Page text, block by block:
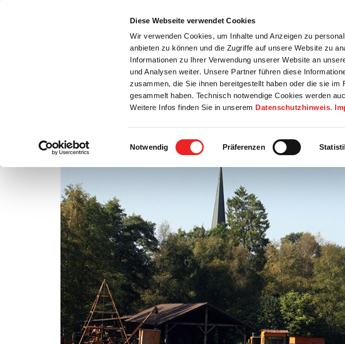
Diese Webseite verwendet Cookies
Wir verwenden Cookies, um Inhalte und Anzeigen zu
anbieten zu können und die Zugriffe auf unsere Website zu
Informationen zu Ihrer Verwendung unserer Website an
und Analysen weiter. Unsere Partner führen diese
zusammen, die Sie ihnen bereitgestellt haben oder die sie im
gesammelt haben. Technisch notwendige Cookies werden
Weitere Infos finden Sie in unserem Datenschutzhinweis.
Einwilligungsauswahl
Notwendig Präferenzen
Startseite
Bürgerservice Rats- / Bürgerinfo Wirtschaft / Wohnen
Freizeittipp fürs Wochenende!
Bild